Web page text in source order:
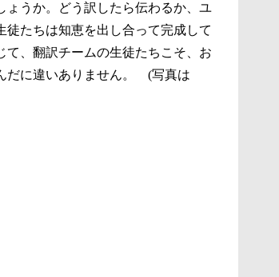
ょうか。どう訳したら伝わるか、ユ
たちは知恵を出し合って完成して
て、翻訳チームの生徒たちこそ、お
だに違いありません。 (写真は